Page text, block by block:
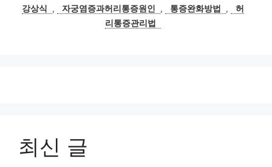
강상식
, 자궁염증과허리통증원인 , 통증완화방법 ,
허
리통증관리법
최신 글